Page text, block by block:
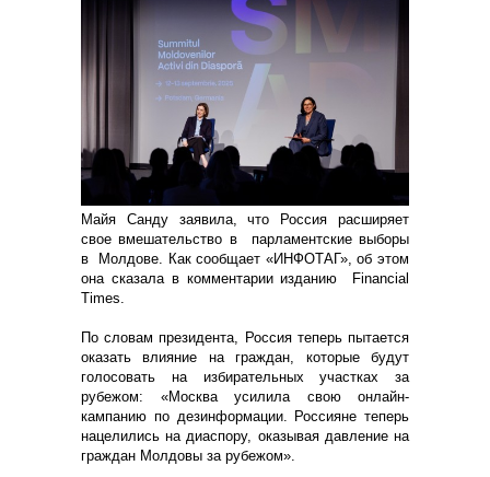
Майя Санду заявила, что Россия расширяет
свое вмешательство в парламентские выборы
в Молдове. Как сообщает «ИНФОТАГ», об этом
она сказала в комментарии изданию Financial
Times.
По словам президента, Россия теперь пытается
оказать влияние на граждан, которые будут
голосовать на избирательных участках за
рубежом: «Москва усилила свою онлайн-
кампанию по дезинформации. Россияне теперь
нацелились на диаспору, оказывая давление на
граждан Молдовы за рубежом».